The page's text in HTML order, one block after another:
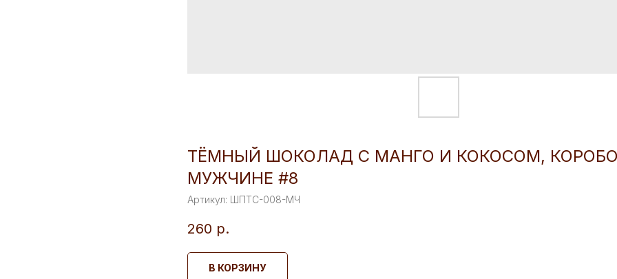
ТЁМНЫЙ ШОКОЛАД С МАНГО И КОКОСОМ,
МУЖЧИНЕ #8
Артикул: ШПТС-008-МЧ
260 р.
В КОРЗИНУ